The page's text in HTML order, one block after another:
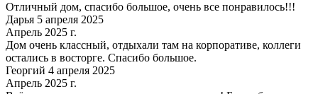
Отличный дом, спасибо большое, очень все понравилось!!!
Дарья 5 апреля 2025
Апрель 2025 г.
Дом очень классный, отдыхали там на корпоративе, коллеги
остались в восторге. Спасибо большое.
Георгий 4 апреля 2025
Апрель 2025 г.